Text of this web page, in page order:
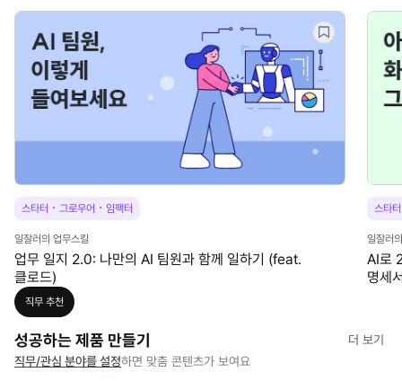
스타터 · 그로우어 · 임팩터
일잘러의 업무스킬
업무 일지 2.0: 나만의 AI 팀원과 함께 일하기 (feat.
클로드)
스타터
일잘러
AI로
명세
직무 추천
성공하는 제품 만들기
더 보기
직무/관심 분야를 설정하면 맞춤 콘텐츠가 보여요